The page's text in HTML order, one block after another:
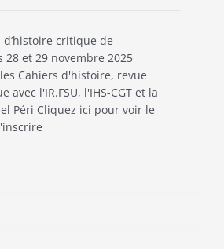
critique de
28 et 29 novembre 2025
Cahiers d'histoire, revue
avec l'IR.FSU, l'IHS-CGT et la
Péri Cliquez ici pour voir le